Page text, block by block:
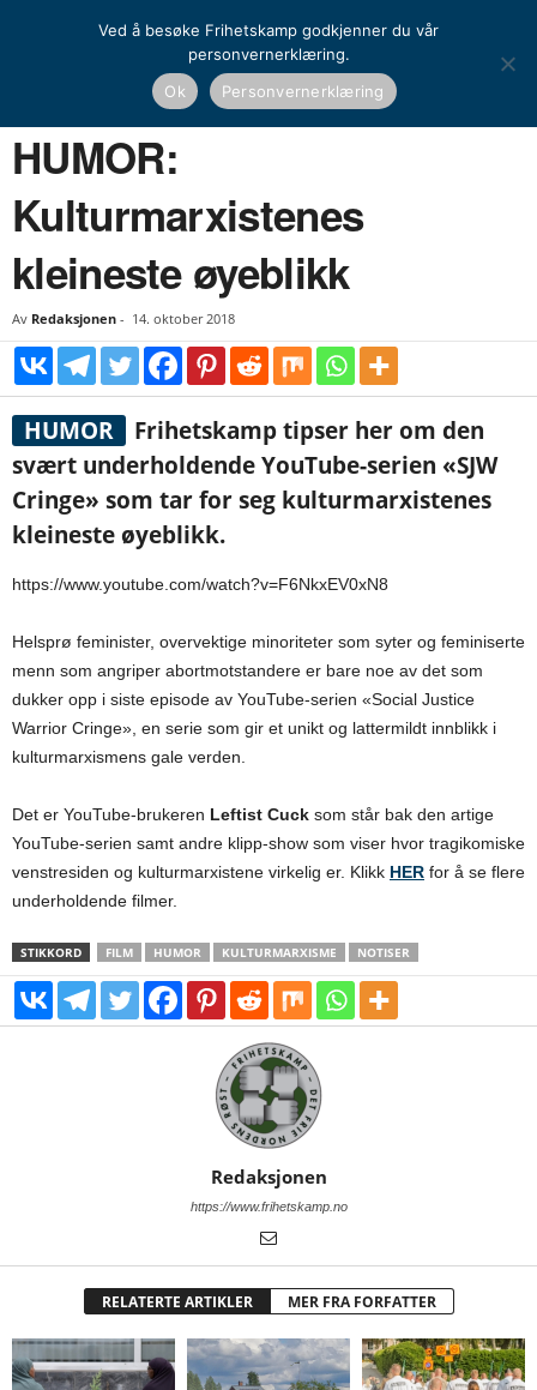
Media HUMOR: Kulturmarxistenes kleineste øyeblikk
MEDIA
HUMOR:
Kulturmarxistenes
kleineste øyeblikk
Av Redaksjonen - 14. oktober 2018
HUMOR
Frihetskamp tipser her om den
svært underholdende YouTube-serien «SJW
Cringe» som tar for seg kulturmarxistenes
kleineste øyeblikk.
https://www.youtube.com/watch?v=F6NkxEV0xN8
Helsprø feminister, overvektige minoriteter som syter og feminiserte
menn som angriper abortmotstandere er bare noe av det som
dukker opp i siste episode av YouTube-serien «Social Justice
Warrior Cringe», en serie som gir et unikt og lattermildt innblikk i
kulturmarxismens gale verden.
Det er YouTube-brukeren Leftist Cuck som står bak den artige
YouTube-serien samt andre klipp-show som viser hvor tragikomiske
venstresiden og kulturmarxistene virkelig er. Klikk HER for å se flere
underholdende filmer.
STIKKORD FILM HUMOR KULTURMARXISME NOTISER
Redaksjonen
https://www.frihetskamp.no
RELATERTE ARTIKLER MER FRA FORFATTER
Ved å besøke Frihetskamp godkjenner du vår
personvernerklæring.
Ok
Personvernerklæring